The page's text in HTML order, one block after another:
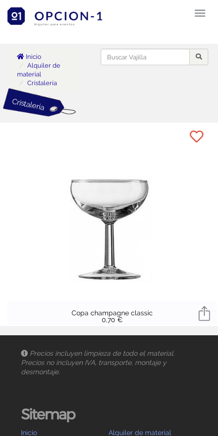
Alquiler para eventos
Inicio
Alquiler de
material
Cristalería
Cristalería
Copa champagne classic
0,70 €
Precios incluyen limpieza de todo el material.
Precios no incluyen IVA, transporte, montaje y
desmontaje.
Sitemap
Inicio Alquiler de material